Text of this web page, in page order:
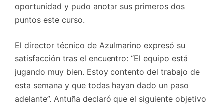
oportunidad y pudo anotar sus primeros dos
puntos este curso.
El director técnico de Azulmarino expresó su
satisfacción tras el encuentro: “El equipo está
jugando muy bien. Estoy contento del trabajo de
esta semana y que todas hayan dado un paso
adelante”. Antuña declaró que el siguiente objetivo